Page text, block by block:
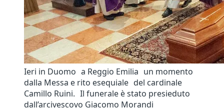
Ieri in Duomo a Reggio Emilia un momento
dalla Messa e rito esequiale del cardinale
Camillo Ruini. Il funerale è stato presieduto
dall’arcivescovo Giacomo Morandi